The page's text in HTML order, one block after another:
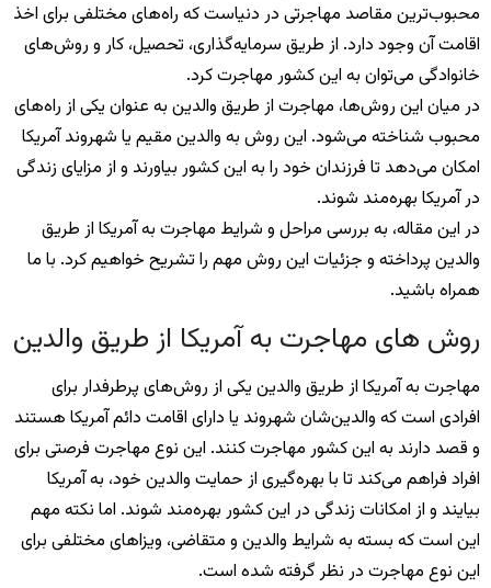
محبوب‌ترین مقاصد مهاجرتی در دنیاست که راه‌های مختلفی برای اخذ
اقامت آن وجود دارد. از طریق سرمایه‌گذاری، تحصیل، کار و روش‌های
خانوادگی می‌توان به این کشور مهاجرت کرد.
در میان این روش‌ها، مهاجرت از طریق والدین به عنوان یکی از راه‌های
محبوب شناخته می‌شود. این روش به والدین مقیم یا شهروند آمریکا
امکان می‌دهد تا فرزندان خود را به این کشور بیاورند و از مزایای زندگی
در آمریکا بهره‌مند شوند.
در این مقاله، به بررسی مراحل و شرایط مهاجرت به آمریکا از طریق
والدین پرداخته و جزئیات این روش مهم را تشریح خواهیم کرد. با ما
همراه باشید.
روش های مهاجرت به آمریکا از طریق والدین
مهاجرت به آمریکا از طریق والدین یکی از روش‌های پرطرفدار برای
افرادی است که والدین‌شان شهروند یا دارای اقامت دائم آمریکا هستند
و قصد دارند به این کشور مهاجرت کنند. این نوع مهاجرت فرصتی برای
افراد فراهم می‌کند تا با بهره‌گیری از حمایت والدین خود، به آمریکا
بیایند و از امکانات زندگی در این کشور بهره‌مند شوند. اما نکته مهم
این است که بسته به شرایط والدین و متقاضی، ویزاهای مختلفی برای
این نوع مهاجرت در نظر گرفته شده است.